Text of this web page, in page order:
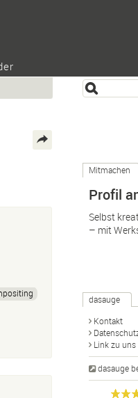
Mitmachen
Profil
Selbst
– mit
dasauge
Kontakt
Link zu uns
dasauge